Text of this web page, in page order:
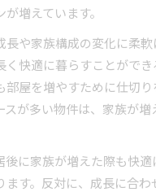
増えています。
長や家族構成の変化に柔軟
快適に暮らすことができ
部屋を増やすために仕切り
が多い物件は、家族が増
後に家族が増えた際も快適
ます。反対に、成長に合わ